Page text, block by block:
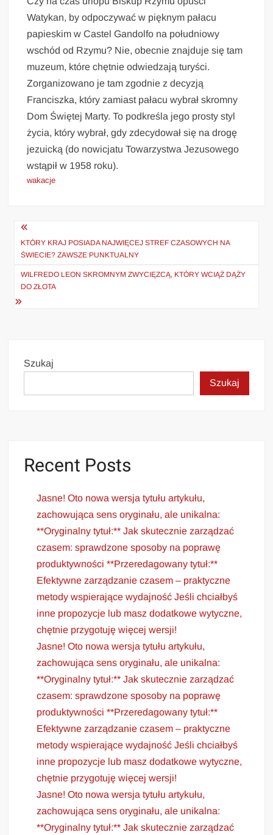
Watykan, by odpoczywać w pięknym pałacu
papieskim w Castel Gandolfo na południowy
wschód od Rzymu? Nie, obecnie znajduje się tam
muzeum, które chętnie odwiedzają turyści.
Zorganizowano je tam zgodnie z decyzją
Franciszka, który zamiast pałacu wybrał skromny
Dom Świętej Marty. To podkreśla jego prosty styl
życia, który wybrał, gdy zdecydował się na drogę
jezuicką (do nowicjatu Towarzystwa Jezusowego
wstąpił w 1958 roku).
wakacje
Nawigacja
wpisu
KTÓRY KRAJ POSIADA NAJWIĘCEJ STREF CZASOWYCH NA
ŚWIECIE? ZAWSZE PUNKTUALNY
WILFREDO LEON SKROMNYM ZWYCIĘZCĄ, KTÓRY WCIĄŻ DĄŻY
DO ZŁOTA
Szukaj
Szukaj
Recent Posts
Jasne! Oto nowa wersja tytułu artykułu,
zachowująca sens oryginału, ale unikalna:
**Oryginalny tytuł:** Jak skutecznie zarządzać
czasem: sprawdzone sposoby na poprawę
produktywności **Przeredagowany tytuł:**
Efektywne zarządzanie czasem – praktyczne
metody wspierające wydajność Jeśli chciałbyś
inne propozycje lub masz dodatkowe wytyczne,
chętnie przygotuję więcej wersji!
Jasne! Oto nowa wersja tytułu artykułu,
zachowująca sens oryginału, ale unikalna:
**Oryginalny tytuł:** Jak skutecznie zarządzać
czasem: sprawdzone sposoby na poprawę
produktywności **Przeredagowany tytuł:**
Efektywne zarządzanie czasem – praktyczne
metody wspierające wydajność Jeśli chciałbyś
inne propozycje lub masz dodatkowe wytyczne,
chętnie przygotuję więcej wersji!
Jasne! Oto nowa wersja tytułu artykułu,
zachowująca sens oryginału, ale unikalna:
**Oryginalny tytuł:** Jak skutecznie zarządzać